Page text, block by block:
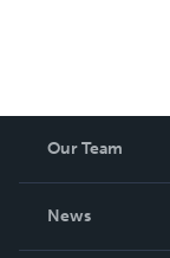
Our Team
News